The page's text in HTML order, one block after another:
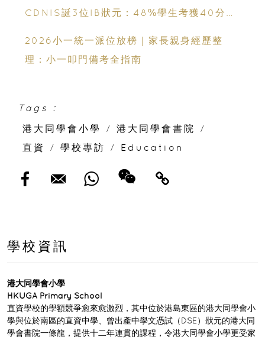
CDNIS誕3位IB狀元：48%學生考獲40分以
2026小一統一派位放榜｜家長親身經歷整
理：小一叩門備考全指南
Tags :
港大同學會小學
/ 港大同學會書院
/
直資
/ 學校專訪 / Education
學校資訊
港大同學會小學
HKUGA Primary School
直資學校的學額競爭愈來愈激烈，其中位於港島東區的港大同學會小
學與位於南區的直資中學、曾出產中學文憑試（DSE）狀元的港大同
學會書院一條龍，提供十二年連貫的課程，令港大同學會小學更受家